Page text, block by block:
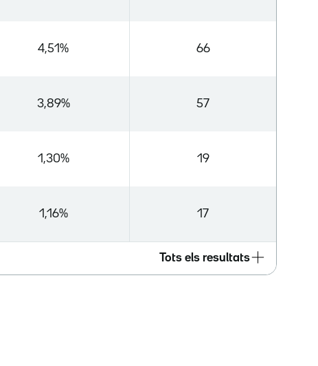
4,51% 66
3,89% 57
1,30% 19
1,16% 17
Tots els resultats